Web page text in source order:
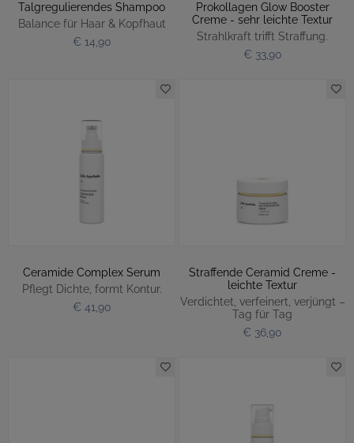
Talgregulierendes Shampoo
Balance für Haar & Kopfhaut
€ 14,90
Prokollagen Glow Booster
Creme - sehr leichte Textur
Strahlkraft trifft Straffung.
€ 33,90
Ceramide Complex Serum
Pflegt Dichte, formt Kontur.
€ 41,90
Straffende Ceramid Creme -
leichte Textur
Verdichtet, verfeinert, verjüngt –
Tag für Tag
€ 36,90